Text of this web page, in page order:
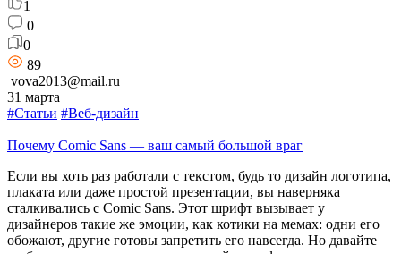
1
0
0
89
vova2013@mail.ru
31 марта
#Статьи #Веб-дизайн
Почему Comic Sans — ваш самый большой враг
Если вы хоть раз работали с текстом, будь то дизайн логотипа,
плаката или даже простой презентации, вы наверняка
сталкивались с Comic Sans. Этот шрифт вызывает у
дизайнеров такие же эмоции, как котики на мемах: одни его
обожают, другие готовы запретить его навсегда. Но давайте